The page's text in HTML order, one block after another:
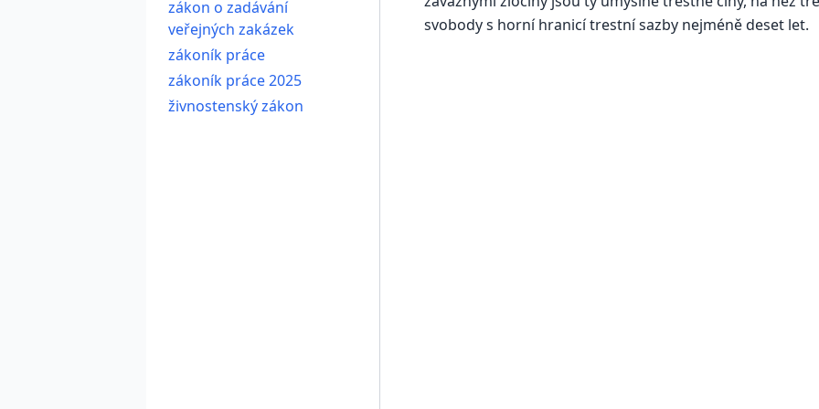
zákon o zadávání
veřejných zakázek
zákoník práce
zákoník práce 2025
živnostenský zákon
svobody s horní hranicí trestní sazby nejméně deset let.